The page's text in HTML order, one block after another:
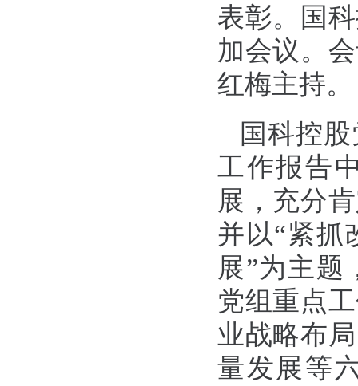
表彰。国
加会议。
红梅主持。
国科控
工作报告
展，充分
并以“紧抓
展”为主题
党组重点
业战略布
量发展等